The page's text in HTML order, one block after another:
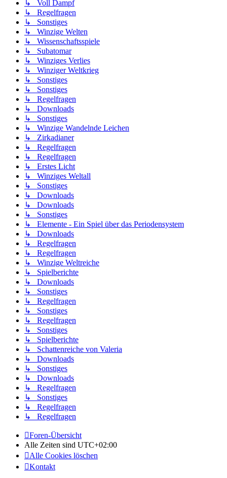
↳ Voll Dampf
↳ Regelfragen
↳ Sonstiges
↳ Winzige Welten
↳ Wissenschaftsspiele
↳ Subatomar
↳ Winziges Verlies
↳ Winziger Weltkrieg
↳ Sonstiges
↳ Sonstiges
↳ Regelfragen
↳ Downloads
↳ Sonstiges
↳ Winzige Wandelnde Leichen
↳ Zirkadianer
↳ Regelfragen
↳ Regelfragen
↳ Erstes Licht
↳ Winziges Weltall
↳ Sonstiges
↳ Downloads
↳ Downloads
↳ Sonstiges
↳ Elemente - Ein Spiel über das Periodensystem
↳ Downloads
↳ Regelfragen
↳ Regelfragen
↳ Winzige Weltreiche
↳ Spielberichte
↳ Downloads
↳ Sonstiges
↳ Regelfragen
↳ Sonstiges
↳ Regelfragen
↳ Sonstiges
↳ Spielberichte
↳ Schattenreiche von Valeria
↳ Downloads
↳ Sonstiges
↳ Downloads
↳ Regelfragen
↳ Sonstiges
↳ Regelfragen
↳ Regelfragen
Foren-Übersicht
Alle Zeiten sind UTC+02:00
Alle Cookies löschen
Kontakt